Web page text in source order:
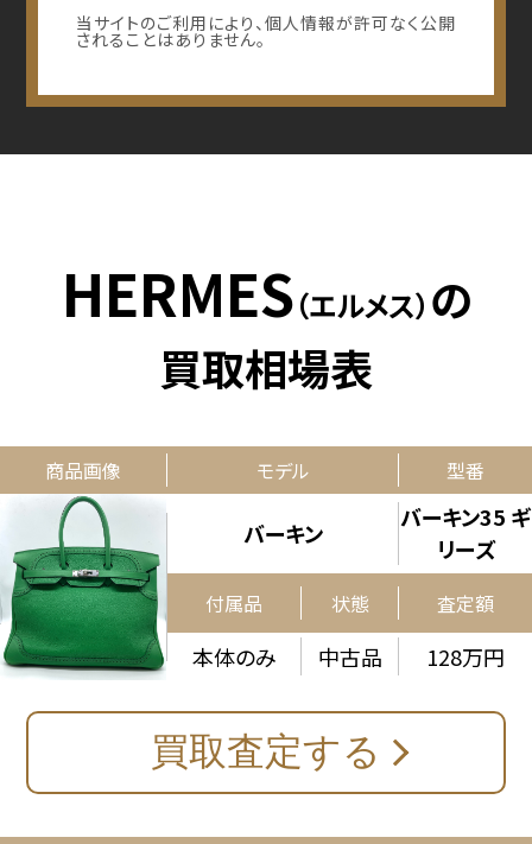
当サイトのご利用により、個人情報が許可なく公開
されることはありません。
HERMES（エルメス） の
買取相場表
商品画像 モデル 型番
バーキン
バーキン35 ギ
リーズ
付属品 状態 査定額
本体のみ 中古品 128万円
買取査定する